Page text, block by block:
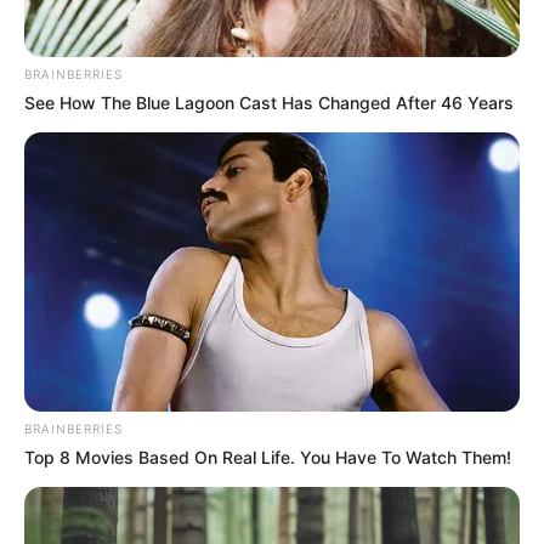
3. O próximo passo é fazer três correntes. Pule
dois pontos de base e prenda com ponto baixo.
Repita esse passo até completar a volta
finalizando com ponto baixíssimo no pé da
correntinha final dessa volta.
BRAINBERRIES
See How The Blue Lagoon Cast Has Changed After 46 Years
BRAINBERRIES
Top 8 Movies Based On Real Life. You Have To Watch Them!